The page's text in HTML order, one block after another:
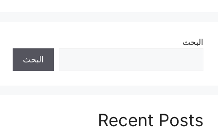
البحث
البحث
Recent Posts